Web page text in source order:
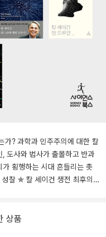
가? 과학과 민주주의에 대한 칼
도사와 법사가 출몰하고 반과
횡행하는 시대 흔들리는 촛
최후의
상품